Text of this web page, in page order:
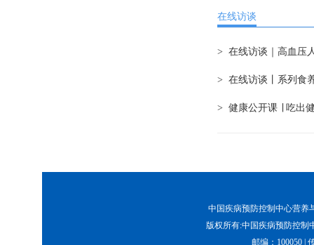
在线访谈
> 在线访谈｜高血压
> 在线访谈丨系列食
> 健康公开课 ∣ 吃出
中国疾病预防控制中心营养
版权所有:中国疾病预防控制
邮编：100050 |